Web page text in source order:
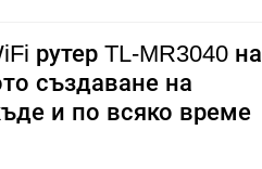
рутер TL-MR3040 на
създаване на
и по всяко време